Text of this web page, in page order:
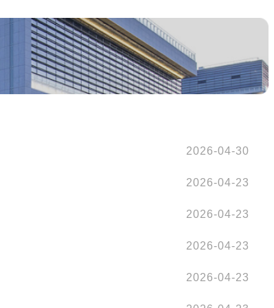
2026-04-30
2026-04-23
2026-04-23
2026-04-23
2026-04-23